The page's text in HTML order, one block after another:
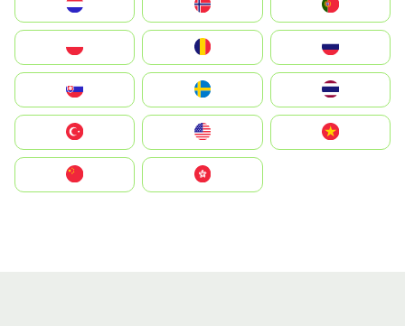
United States
中國香港特別行政區